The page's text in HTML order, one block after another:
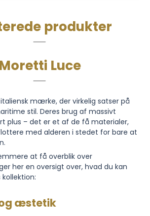
produkter
Moretti Luce
mærke, der virkelig satser på
stil. Deres brug af massivt
plus – det er et af de få materialer,
med alderen i stedet for bare at
at få overblik over
her en oversigt over, hvad du kan
æstetik